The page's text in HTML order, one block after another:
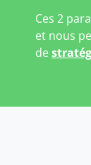
Ces 2
et nous
de